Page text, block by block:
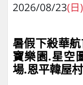
2026/08/23(日)
暑假下殺華
寶樂園.星空
場.恩平韓屋